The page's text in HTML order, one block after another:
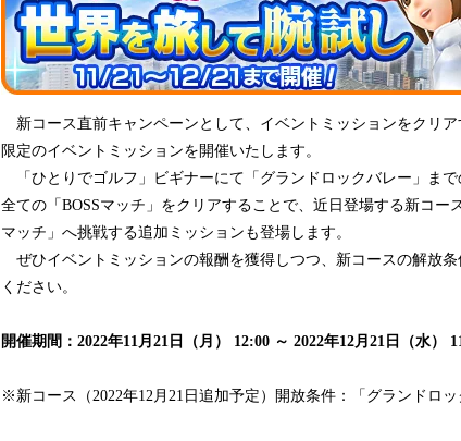
新コース直前キャンペーンとして、イベントミッションをクリ
限定のイベントミッションを開催いたします。
「ひとりでゴルフ」ビギナーにて「グランドロックバレー」まで
全ての「BOSSマッチ」をクリアすることで、近日登場する新コ
マッチ」へ挑戦する追加ミッションも登場します。
ぜひイベントミッションの報酬を獲得しつつ、新コースの解放
ください。
開催期間：2022年11月21日（月） 12:00 ～ 2022年12月21日（水）
※新コース（2022年12月21日追加予定）開放条件：「グランドロ